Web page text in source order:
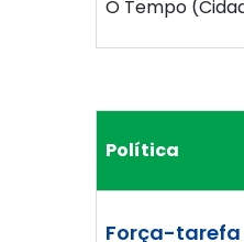
O Tempo
Política
Força-tarefa